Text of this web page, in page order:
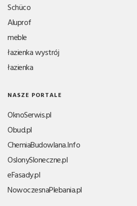
Schüco
Aluprof
meble
łazienka wystrój
łazienka
NASZE PORTALE
OknoSerwis.pl
Obud.pl
ChemiaBudowlana.Info
OslonySloneczne.pl
eFasady.pl
NowoczesnaPlebania.pl